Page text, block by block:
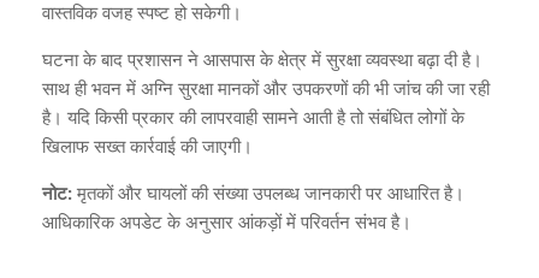
वास्तविक वजह स्पष्ट हो सकेगी।
घटना के बाद प्रशासन ने आसपास के क्षेत्र में सुरक्षा व्यवस्था बढ़ा दी है।
साथ ही भवन में अग्नि सुरक्षा मानकों और उपकरणों की भी जांच की जा रही
है। यदि किसी प्रकार की लापरवाही सामने आती है तो संबंधित लोगों के
खिलाफ सख्त कार्रवाई की जाएगी।
नोट: मृतकों और घायलों की संख्या उपलब्ध जानकारी पर आधारित है।
आधिकारिक अपडेट के अनुसार आंकड़ों में परिवर्तन संभव है।